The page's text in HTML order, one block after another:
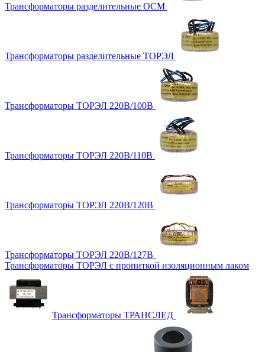
Трансформаторы разделительные ОСМ
Трансформаторы разделительные ТОРЭЛ
Трансформаторы ТОРЭЛ 220В/100В
Трансформаторы ТОРЭЛ 220В/110В
Трансформаторы ТОРЭЛ 220В/120В
Трансформаторы ТОРЭЛ 220В/127В
Трансформаторы ТОРЭЛ с пропиткой изоляционным лаком
Трансформаторы ТРАНСЛЕД